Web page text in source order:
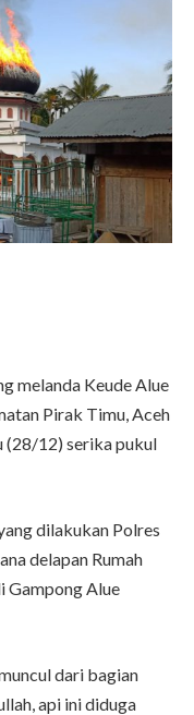
melanda Keude Alue
Pirak Timu, Aceh
12) serika pukul
dilakukan Polres
delapan Rumah
Gampong Alue
dari bagian
api ini diduga